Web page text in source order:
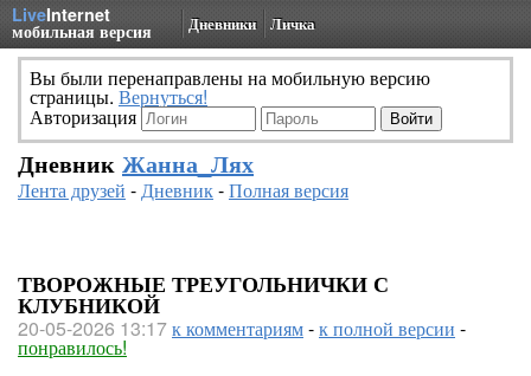
LiveInternet
мобильная версия Дневники Личка
Вы были перенаправлены на мобильную версию
страницы. Вернуться!
Авторизация
Дневник Жанна_Лях
Лента друзей -Дневник-Полная версия
ТВОРОЖНЫЕ ТРЕУГОЛЬНИЧКИ С
КЛУБНИКОЙ
20-05-2026 13:17к комментариям-к полной версии -
понравилось!